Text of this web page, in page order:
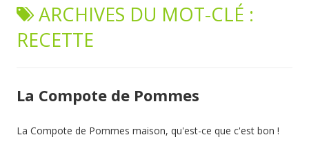
ARCHIVES DU MOT-CLÉ :
RECETTE
La Compote de Pommes
La Compote de Pommes maison, qu'est-ce que c'est bon !